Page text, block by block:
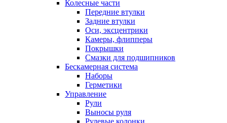
Колесные части
Передние втулки
Задние втулки
Оси, эксцентрики
Камеры, флипперы
Покрышки
Смазки для подшипников
Бескамерная система
Наборы
Герметики
Управление
Рули
Выносы руля
Рулевые колонки